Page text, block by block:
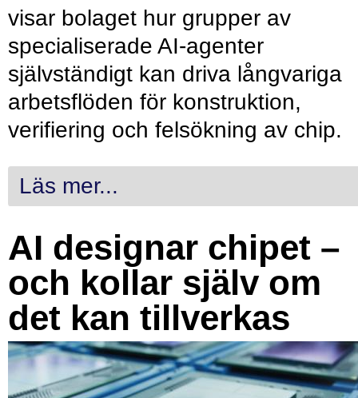
visar bolaget hur grupper av
specialiserade AI-agenter
självständigt kan driva långvariga
arbetsflöden för konstruktion,
verifiering och felsökning av chip.
Läs mer...
AI designar chipet –
och kollar själv om
det kan tillverkas